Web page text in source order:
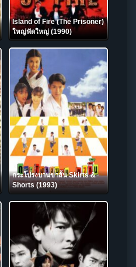
Island of Fire (The Prisoner)
ใหญ่ฟัดใหญ่ (1990)
กระโปรงบานขาสั้น Skirts &
Shorts (1993)